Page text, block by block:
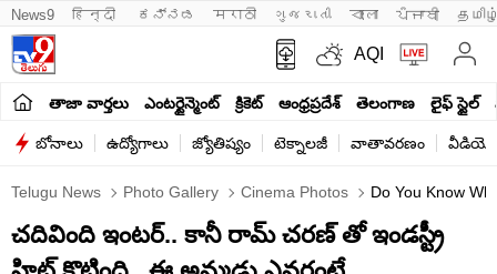
News9 हिन्दी ಕನ್ನಡ मराठी ગુજરાતી বাংলা ਪੰਜਾਬੀ
AQI
తాజా వార్తలు ఎంటర్టైన్మెంట్ క్రికెట్ ఆంధ్రప్రదేశ్ తెలంగాణ లైఫ్ స్టైల్
బోనాలు ఉద్యోగాలు జ్యోతిష్యం టెక్నాలజీ వాతావరణం
Telugu News Photo Gallery Cinema Photos Do You Know
చదివింది ఇంటర్.. కానీ రామ్ చరణ్ తో ఇండస్ట్రీ